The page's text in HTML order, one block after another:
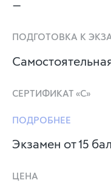
—
ПОДГОТОВКА К
СЕРТИФИКАТ «C»
ПОДРОБНЕЕ
Экзамен от 15
ЦЕНА